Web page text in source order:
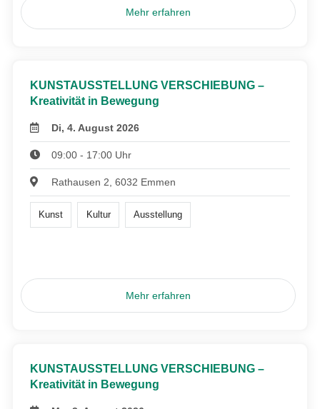
Mehr erfahren
KUNSTAUSSTELLUNG VERSCHIEBUNG –
Kreativität in Bewegung
Di, 4. August 2026
09:00 - 17:00 Uhr
Rathausen 2, 6032 Emmen
Kunst Kultur Ausstellung
Mehr erfahren
KUNSTAUSSTELLUNG VERSCHIEBUNG –
Kreativität in Bewegung